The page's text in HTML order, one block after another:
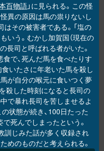
百物語」に見られる。この怪
異の原因は馬の祟りないし
はその被害者である。「塩の
いう。むかし加賀国（現在の
長司と呼ばれる者がいた。
で、死んだ馬を食べたりす
いたさに年老いた馬を殺し
が自分の喉元に食いつく夢
殺した時刻になると長司の
で暴れ長司を苦しませるよ
状態が続き、100日たった
死んでしまったという。
訓じみた話が多く収録され
めのものだと考えられる。